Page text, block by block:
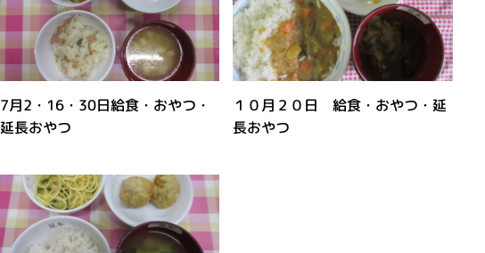
7月2・16・30日給食・おやつ・
延長おやつ
１０月２０日 給食・おやつ・延
長おやつ